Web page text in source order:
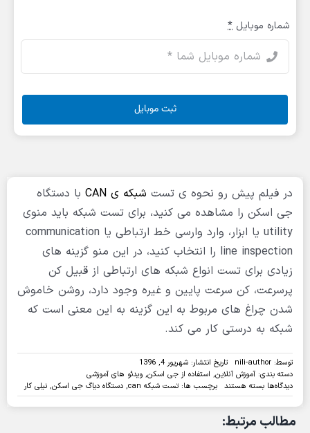
در فیلم پیش رو نحوه ی تست شبکه ی CAN
با دستگاه
جی اسکن را مشاهده می کنید، برای تست شبکه باید منوی
utility یا ابزار، وارد وارسی خط ارتباطی یا communication
line inspection را انتخاب کنید، در این منو گزینه های
زیادی برای تست انواع شبکه های ارتباطی از قبیل کن
پرسرعت، کن سرعت پایین و غیره وجود دارد، روشن خاموش
شدن چراغ های مربوط به این گزینه به این معنی است که
شبکه به درستی کار می کند.
توسط: nili-author
تاریخ انتشار: شهریور 4, 1396
دسته بندی: آموزش آنلاین, استفاده از جی اسکن, ویدئو های آموزشی
دیدگاه‌ها برای
ویدئو:تست
شبکه
CAN
بسته هستند برچسب ها: تست شبکه can , دستگاه دیاگ جی اسکن, نیلی کار
مطالب مرتبط:
شماره موبایل *
ثبت موبایل